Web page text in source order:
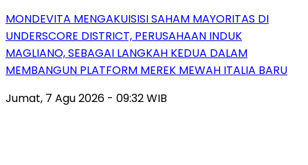
MONDEVITA MENGAKUISISI SAHAM MAYORITAS DI
UNDERSCORE DISTRICT, PERUSAHAAN INDUK
MAGLIANO, SEBAGAI LANGKAH KEDUA DALAM
MEMBANGUN PLATFORM MEREK MEWAH ITALIA BARU
Jumat, 7 Agu 2026 - 09:32 WIB